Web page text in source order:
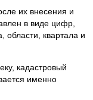
их внесения и
в виде цифр,
квартала и
кадастровый
именно